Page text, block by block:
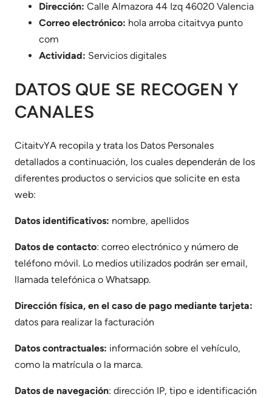
Dirección: Calle Almazora 44 Izq 46020 Valencia
Correo electrónico: hola arroba citaitvya punto
com
Actividad: Servicios digitales
DATOS QUE SE RECOGEN Y
CANALES
CitaitvYA recopila y trata los Datos Personales
detallados a continuación, los cuales dependerán de los
diferentes productos o servicios que solicite en esta
web:
Datos identificativos: nombre, apellidos
Datos de contacto: correo electrónico y número de
teléfono móvil. Lo medios utilizados podrán ser email,
llamada telefónica o Whatsapp.
Dirección física, en el caso de pago mediante tarjeta:
datos para realizar la facturación
Datos contractuales: información sobre el vehículo,
como la matrícula o la marca.
Datos de navegación: dirección IP, tipo e identificación